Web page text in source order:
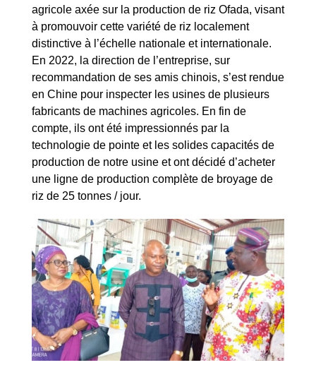
agricole axée sur la production de riz Ofada, visant
à promouvoir cette variété de riz localement
distinctive à l’échelle nationale et internationale.
En 2022, la direction de l’entreprise, sur
recommandation de ses amis chinois, s’est rendue
en Chine pour inspecter les usines de plusieurs
fabricants de machines agricoles. En fin de
compte, ils ont été impressionnés par la
technologie de pointe et les solides capacités de
production de notre usine et ont décidé d’acheter
une ligne de production complète de broyage de
riz de 25 tonnes / jour.